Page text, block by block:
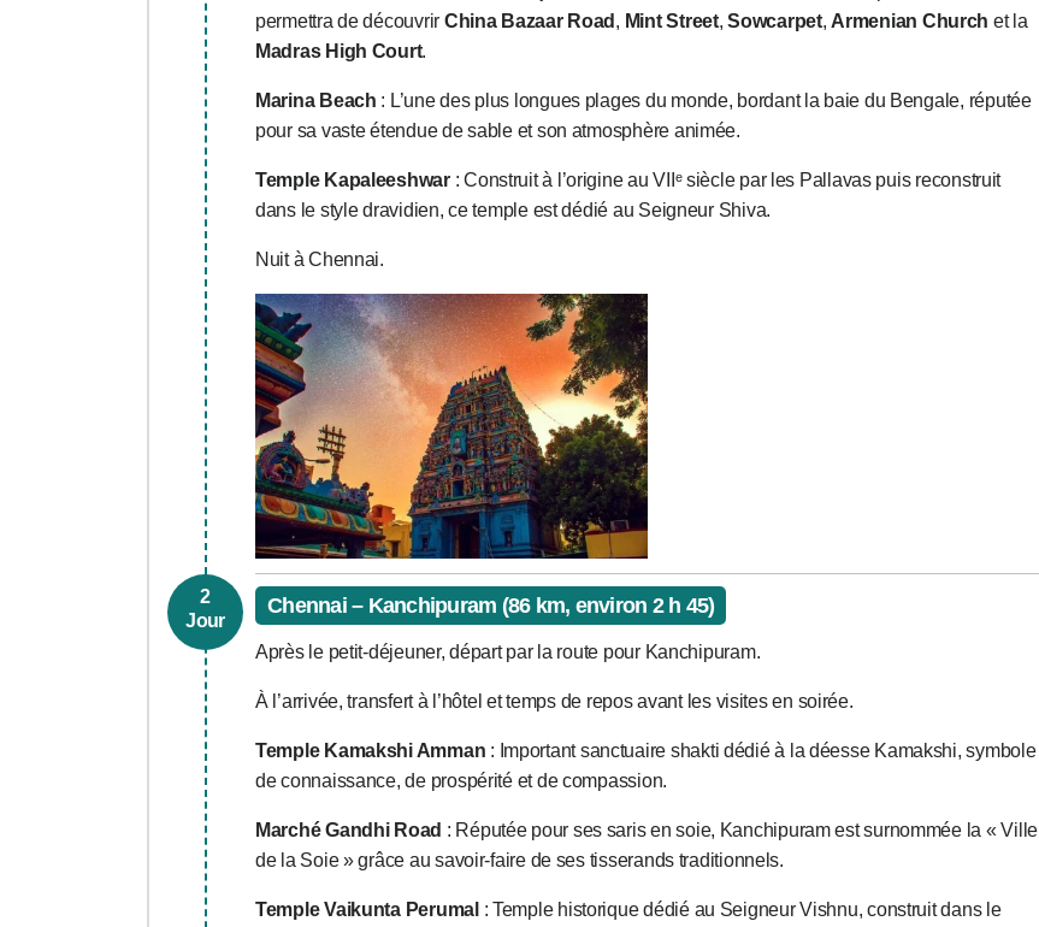
permettra de découvrir China Bazaar Road , Mint Street,Sowcarpet, Armenian Church et la
Madras High Court.
Marina Beach : L’une des plus longues plages du monde, bordant la baie du Bengale, réputée
pour sa vaste étendue de sable et son atmosphère animée.
Temple Kapaleeshwar: Construit à l’origine au VIIᵉ siècle par les Pallavas puis reconstruit
dans le style dravidien, ce temple est dédié au Seigneur Shiva.
Nuit à Chennai.
2
Jour
Chennai – Kanchipuram (86 km, environ 2 h 45)
Après le petit-déjeuner, départ par la route pour Kanchipuram.
À l’arrivée, transfert à l’hôtel et temps de repos avant les visites en soirée.
Temple Kamakshi Amman : Important sanctuaire shakti dédié à la déesse Kamakshi, symbole
de connaissance, de prospérité et de compassion.
Marché Gandhi Road : Réputée pour ses saris en soie, Kanchipuram est surnommée la « Ville
de la Soie » grâce au savoir-faire de ses tisserands traditionnels.
Temple Vaikunta Perumal : Temple historique dédié au Seigneur Vishnu, construit dans le